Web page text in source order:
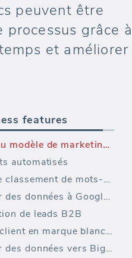
peuvent être
grâce à
et améliorer
features
Nouveau modèle de marketing — Google Analytics Requêtes et Mots-clés
automatisés
Suivi de classement de mots-clés
Envoyer des données à Google Sheets
de leads B2B
Portail client en marque blanche
Envoyer des données vers BigQuery